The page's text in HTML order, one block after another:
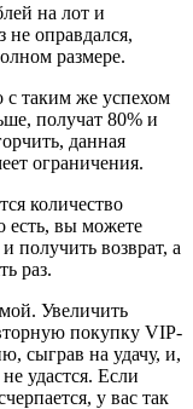
на лот и
оправдался,
размере.
с таким же успехом
получат 80% и
данная
ограничения.
количество
есть, вы можете
получить возврат, а
раз.
Увеличить
покупку VIP-
сыграв на удачу, и,
удастся. Если
у вас так